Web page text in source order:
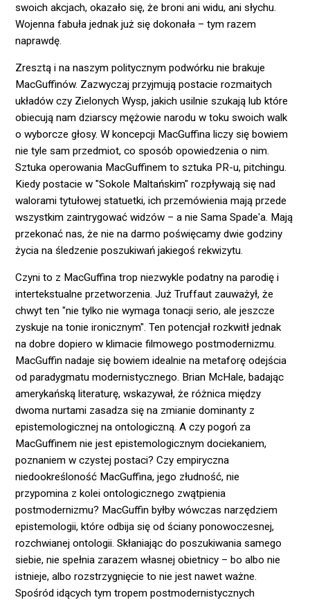
swoich akcjach, okazało się, że broni ani widu, ani słychu.
Wojenna fabuła jednak już się dokonała – tym razem
naprawdę.
Zresztą i na naszym politycznym podwórku nie brakuje
MacGuffinów. Zazwyczaj przyjmują postacie rozmaitych
układów czy Zielonych Wysp, jakich usilnie szukają lub które
obiecują nam dziarscy mężowie narodu w toku swoich walk
o wyborcze głosy. W koncepcji MacGuffina liczy się bowiem
nie tyle sam przedmiot, co sposób opowiedzenia o nim.
Sztuka operowania MacGuffinem to sztuka PR-u, pitchingu.
Kiedy postacie w "Sokole Maltańskim" rozpływają się nad
walorami tytułowej statuetki, ich przemówienia mają przede
wszystkim zaintrygować widzów – a nie Sama Spade'a. Mają
przekonać nas, że nie na darmo poświęcamy dwie godziny
życia na śledzenie poszukiwań jakiegoś rekwizytu.
Czyni to z MacGuffina trop niezwykle podatny na parodię i
intertekstualne przetworzenia. Już Truffaut zauważył, że
chwyt ten "nie tylko nie wymaga tonacji serio, ale jeszcze
zyskuje na tonie ironicznym". Ten potencjał rozkwitł jednak
na dobre dopiero w klimacie filmowego postmodernizmu.
MacGuffin nadaje się bowiem idealnie na metaforę odejścia
od paradygmatu modernistycznego. Brian McHale, badając
amerykańską literaturę, wskazywał, że różnica między
dwoma nurtami zasadza się na zmianie dominanty z
epistemologicznej na ontologiczną. A czy pogoń za
MacGuffinem nie jest epistemologicznym dociekaniem,
poznaniem w czystej postaci? Czy empiryczna
niedookreśloność MacGuffina, jego złudność, nie
przypomina z kolei ontologicznego zwątpienia
postmodernizmu? MacGuffin byłby wówczas narzędziem
epistemologii, które odbija się od ściany ponowoczesnej,
rozchwianej ontologii. Skłaniając do poszukiwania samego
siebie, nie spełnia zarazem własnej obietnicy – bo albo nie
istnieje, albo rozstrzygnięcie to nie jest nawet ważne.
Spośród idących tym tropem postmodernistycznych